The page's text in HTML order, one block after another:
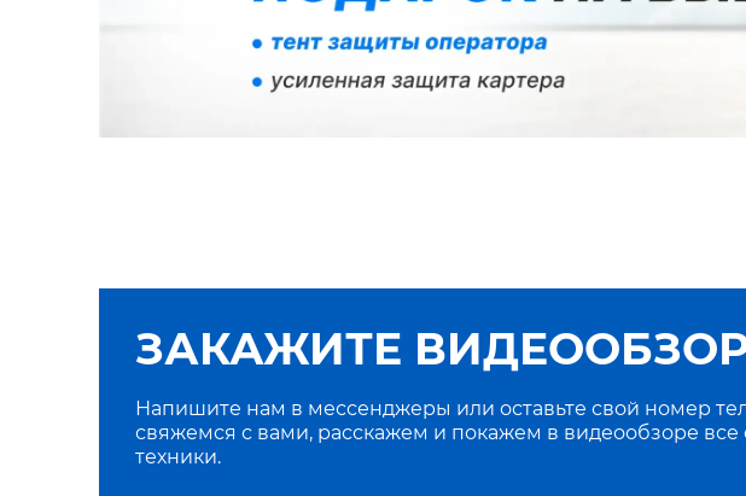
ЗАКАЖИТЕ
Напишите нам в мессенджеры или оставьте свой номер
свяжемся с вами, расскажем и покажем в видеообзоре все
техники.